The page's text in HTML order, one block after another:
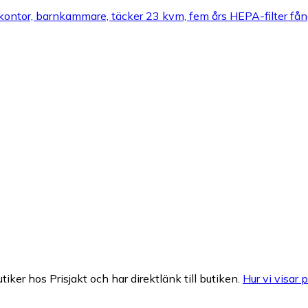
barnkammare, täcker 23 kvm, fem års HEPA-filter
hos Prisjakt och har direktlänk till butiken. Hur vi visar